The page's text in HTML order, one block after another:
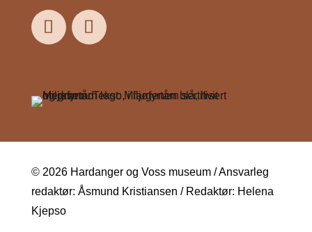
© 2026 Hardanger og Voss museum / Ansvarleg
redaktør: Åsmund Kristiansen / Redaktør: Helena
Kjepso